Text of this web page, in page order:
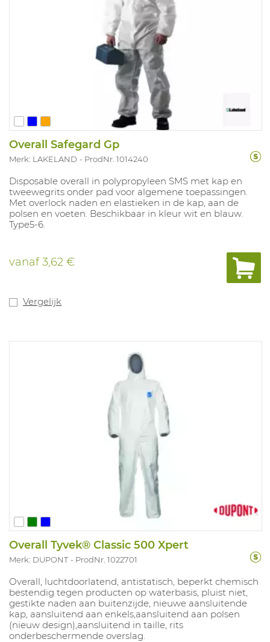
Overall Safegard Gp
Merk: LAKELAND ProdNr. 1014240
Disposable overall in polypropyleen SMS met kap en
tweewegrits onder pad voor algemene toepassingen.
Met overlock naden en elastieken in de kap, aan de
polsen en voeten. Beschikbaar in kleur wit en blauw.
Type5-6.
vanaf3,62 €
Vergelijk
Overall Tyvek® Classic 500 Xpert
Merk: DUPONT ProdNr. 1022701
Overall, luchtdoorlatend, antistatisch, beperkt chemisch
bestendig tegen producten op waterbasis, pluist niet,
gestikte naden aan buitenzijde, nieuwe aansluitende
kap, aansluitend aan enkels,aansluitend aan polsen
(nieuw design),aansluitend in taille, rits
onderbeschermende overslag.